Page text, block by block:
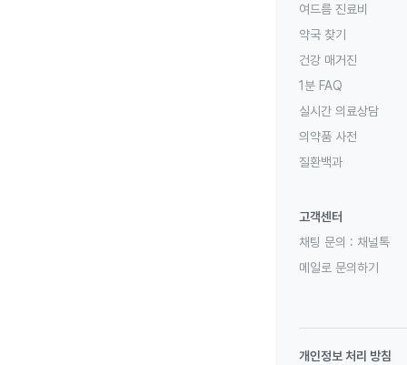
여드름 진료비
약국 찾기
건강 매거진
1분 FAQ
실시간 의료상담
의약품 사전
질환백과
고객센터
채팅 문의 : 채널톡
메일로 문의하기
개인정보 처리 방침